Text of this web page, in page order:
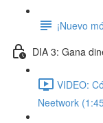
¡Nuevo
DIA 3: Gana
VIDEO:
Neetwork